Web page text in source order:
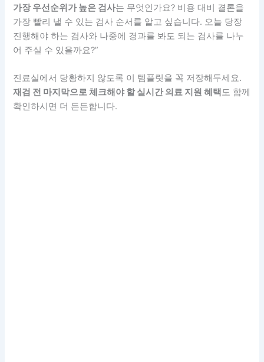
가장 우선순위가 높은 검사는 무엇인가요? 비용 대비 결론을
가장 빨리 낼 수 있는 검사 순서를 알고 싶습니다. 오늘 당장
진행해야 하는 검사와 나중에 경과를 봐도 되는 검사를 나누
어 주실 수 있을까요?”
진료실에서 당황하지 않도록 이 템플릿을 꼭 저장해두세요.
재검 전 마지막으로 체크해야 할 실시간 의료 지원 혜택 도 함께
확인하시면 더 든든합니다.